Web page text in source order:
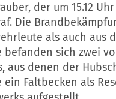
der um 15.12
Die
als auch aus
befanden sich zwei
denen der
Faltbecken als